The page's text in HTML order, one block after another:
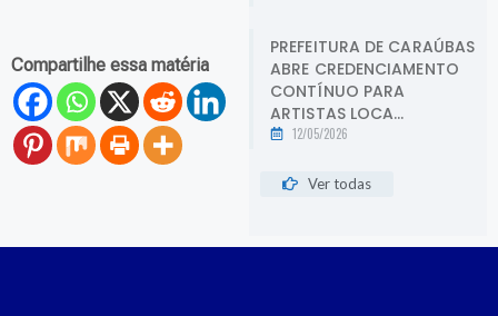
Compartilhe essa matéria
PREFEITURA DE CARAÚBAS
ABRE CREDENCIAMENTO
CONTÍNUO PARA
ARTISTAS LOCA...
12/05/2026
Ver todas